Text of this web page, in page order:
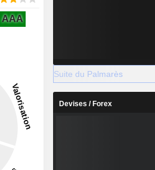
AAA
Suite du Palmarès
Devises / Forex